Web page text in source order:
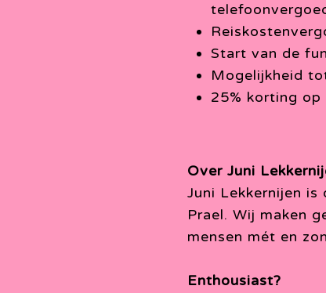
Start van de
Mogelijkheid
25% korting op
Over Juni
Juni Lekkernijen
Prael. Wij maken
mensen mét en
Enthousiast?